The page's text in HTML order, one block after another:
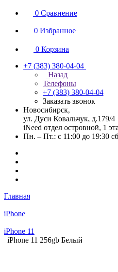
0 Сравнение
0 Избранное
0 Корзина
+7 (383) 380-04-04
Назад
Телефоны
+7 (383) 380-04-04
Заказать звонок
Новосибирск,
ул. Дуси Ковальчук, д.179/4
iNeed отдел островной, 1
Пн. – Пт.: с 11:00 до 19:30
Главная
iPhone
iPhone 11
iPhone 11 256gb Белый